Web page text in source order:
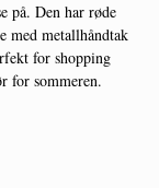
på. Den har røde
med metallhåndtak
for shopping
for sommeren.